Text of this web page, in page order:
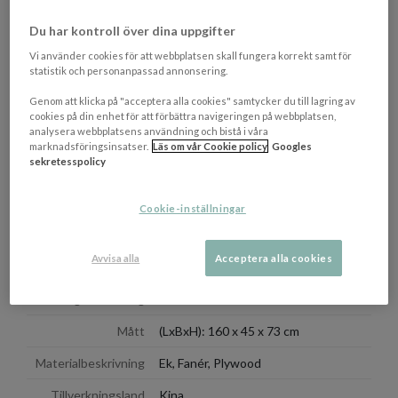
Viktkapacitet låda: 5 kg
Låda bredd: 58 cm
Låda djup: 28 cm
Sideboardet kräver montering.
NEDLADDNINGAR
OM VARUMÄRKET
EGENSKAPER
Mått (LxBxH): 160 x 45 x 73 cm
Materialbeskrivning Ek, Fanér, Plywood
Du har kontroll över dina uppgifter
Vi använder cookies för att webbplatsen skall fungera korrekt samt för
statistik och personanpassad annonsering.
Genom att klicka på "acceptera alla cookies" samtycker du till lagring av
cookies på din enhet för att förbättra navigeringen på webbplatsen,
analysera webbplatsens användning och bistå i våra
marknadsföringsinsatser. Läs om vår Cookie policy Googles
sekretesspolicy
Cookie-inställningar
Avvisa alla Acceptera alla cookies